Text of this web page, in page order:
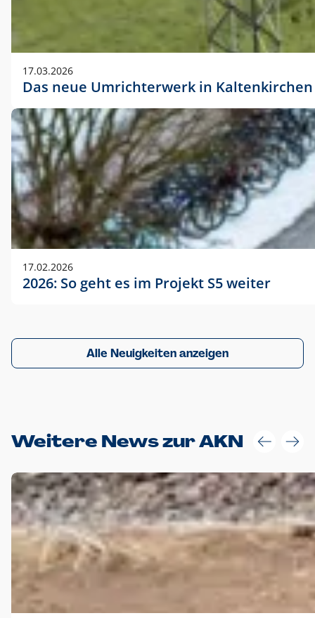
17.03.2026
Das neue Umrichterwerk in Kaltenkirchen
17.02.2026
2026: So geht es im Projekt S5 weiter
Alle Neuigkeiten anzeigen
Weitere News zur AKN